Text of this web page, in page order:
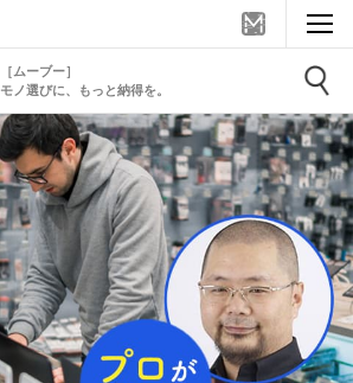
［ムーブー］
モノ選びに、もっと納得を。